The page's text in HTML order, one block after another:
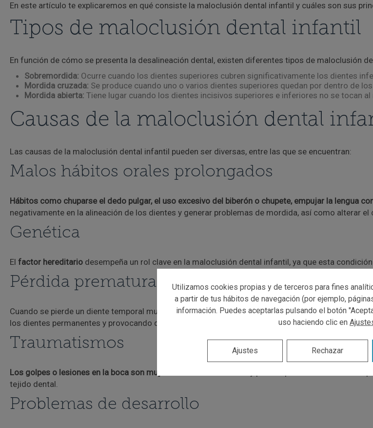
En este artículo te explicaremos en qué consiste la maloclusión dental infantil y cuáles son sus
Tipos de maloclusión dental infantil
En función de cómo se presenta la desalineación dental, existen diferentes tipos de maloclusión
Sobremordida: Ocurre cuando los dientes superiores cubren significativamente los dientes
Mordida cruzada: Se produce cuando uno o varios dientes superiores quedan por dentro de
Mordida abierta: Tiene lugar cuando los dientes incisivos superiores e inferiores no se tocan al
Causas de la maloclusión dental
Las causas de la maloclusión dental infantil pueden ser diversas, entre las que se encuentran:
Malos hábitos orales prolongados
Hábitos como chuparse el dedo pulgar, el uso excesivo del biberón o chupete, empujar la lengua
negativamente en la alineación de los dientes y generar problemas de mordida, así como alterar
Genética
El factor hereditario desempeña un rol clave en la maloclusión dental infantil, ya que esta
Pérdida prematura de los dientes de leche
Cuando se pierde un diente temporal muy pronto,los dientes adyacentes suelen desplazarse y
los dientes permanentes y provocando que en muchas ocasiones estos dientes erupcionen en
Traumatismos
Los golpes o lesiones en la boca son muy comunes en la infancia
y pueden provocar la fractura o
tejido dental.
Problemas de desarrollo
Utilizamos cookies propias y de terceros para fines
a partir de tus hábitos de navegación (por ejemplo,
información. Puedes aceptarlas pulsando el botón
uso haciendo clic en
Rechazar
Ajustes